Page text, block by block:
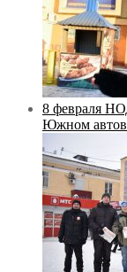
8 февраля
Южном